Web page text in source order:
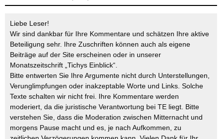
Liebe Leser!
Wir sind dankbar für Ihre Kommentare und schätzen Ihre aktive
Beteiligung sehr. Ihre Zuschriften können auch als eigene
Beiträge auf der Site erscheinen oder in unserer
Monatszeitschrift „Tichys Einblick“.
Bitte entwerten Sie Ihre Argumente nicht durch Unterstellungen,
Verunglimpfungen oder inakzeptable Worte und Links. Solche
Texte schalten wir nicht frei. Ihre Kommentare werden
moderiert, da die juristische Verantwortung bei TE liegt. Bitte
verstehen Sie, dass die Moderation zwischen Mitternacht und
morgens Pause macht und es, je nach Aufkommen, zu